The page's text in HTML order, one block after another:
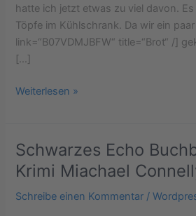
hatte ich jetzt etwas zu viel davon.
Töpfe im Kühlschrank. Da wir ein
link=“B07VDMJBFW“ title=“Brot“ /]
[…]
Weiterlesen »
Schwarzes Echo
Krimi Miachael
Schreibe einen Kommentar /
Schwarzes
Echo
Buchbesprechung
Krimi